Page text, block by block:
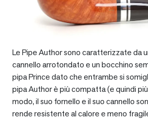
Le Pipe Author sono caratterizzate da
cannello arrotondato e un bocchino
pipa Prince dato che entrambe si
pipa Author è più compatta (e quindi
modo, il suo fornello e il suo cannello
rende resistente al calore e meno